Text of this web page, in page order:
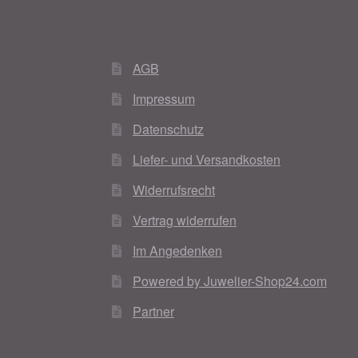
AGB
Impressum
Datenschutz
Liefer- und Versandkosten
Widerrufsrecht
Vertrag widerrufen
Im Angedenken
Powered by Juwelier-Shop24.com
Partner